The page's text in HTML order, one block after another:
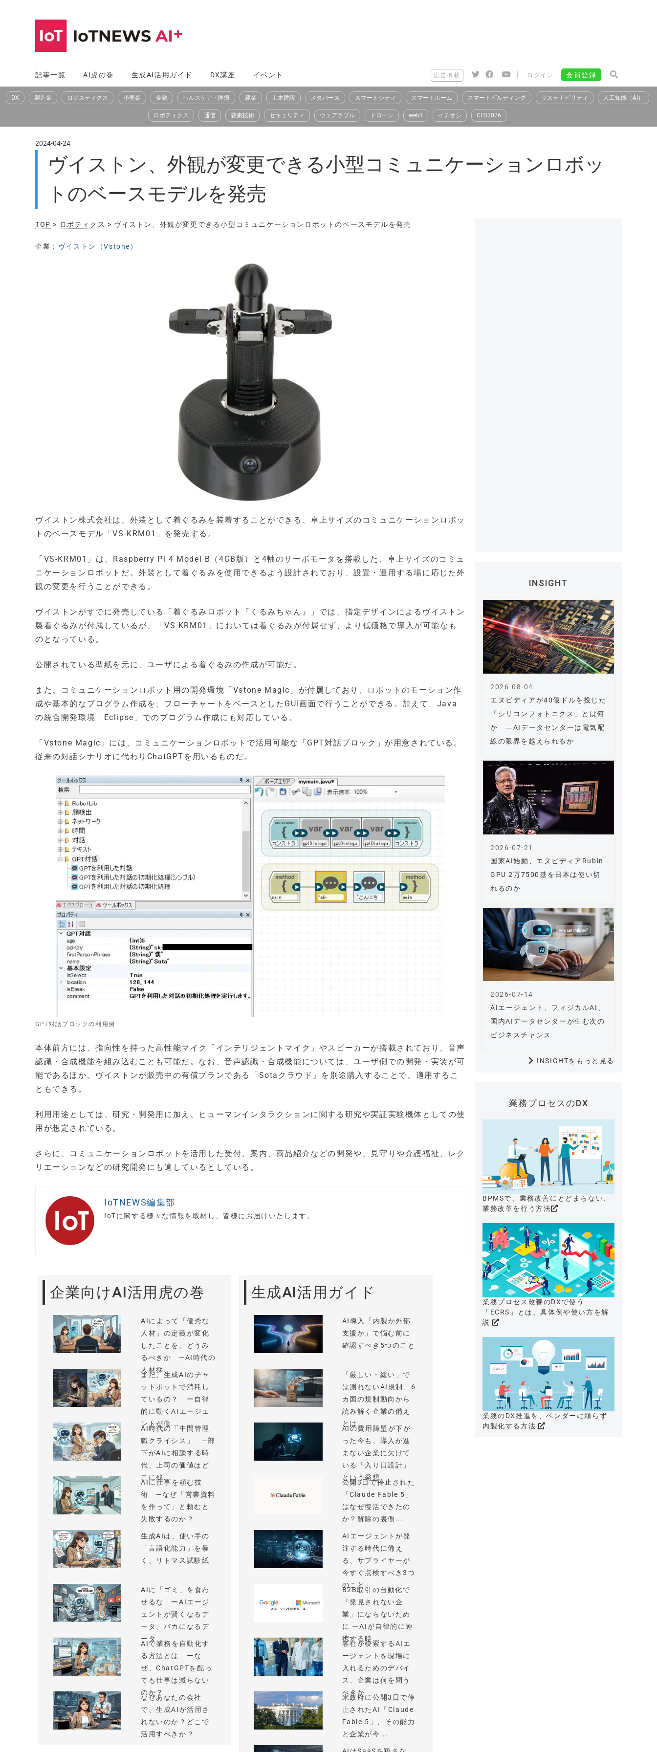
へ
ス
記事一覧 AI虎の巻 生成AI活用ガイド DX講座 イベント 広告掲載 | ログイン 会員登録
DX 製造業 ロジスティクス 小売業 金融 ヘルスケア・医療 農業 土木建設 メタバース スマートシティ スマートホーム スマートビルディング サステナビリティ 人工知能（AI）
ロボティクス 通信 要素技術 セキュリティ ウェアラブル ドローン web3 イチオシ CES2026
2024-04-24
ヴイストン、外観が変更できる小型コミュニケーションロボッ
トのベースモデルを発売
TOP > ロボティクス > ヴイストン、外観が変更できる小型コミュニケーションロボットのベースモデルを発売
企業： ヴイストン（Vstone）
ヴイストン株式会社は、外装として着ぐるみを装着することができる、卓上サイズのコミュニケーションロボッ
トのベースモデル「VS-KRM01」を発売する。
「VS-KRM01」は、Raspberry Pi 4 Model B（4GB版）と4軸のサーボモータを搭載した、卓上サイズのコミュ
ニケーションロボットだ。外装として着ぐるみを使用できるよう設計されており、設置・運用する場に応じた外
観の変更を行うことができる。
ヴイストンがすでに発売している「着ぐるみロボット『くるみちゃん』」では、指定デザインによるヴイストン
製着ぐるみが付属しているが、「VS-KRM01」においては着ぐるみが付属せず、より低価格で導入が可能なも
のとなっている。
公開されている型紙を元に、ユーザによる着ぐるみの作成が可能だ。
また、コミュニケーションロボット用の開発環境「Vstone Magic」が付属しており、ロボットのモーション作
成や基本的なプログラム作成を、フローチャートをベースとしたGUI画面で行うことができる。加えて、Java
の統合開発環境「Eclipse」でのプログラム作成にも対応している。
「Vstone Magic」には、コミュニケーションロボットで活用可能な「GPT対話ブロック」が用意されている。
従来の対話シナリオに代わりChatGPTを用いるものだ。
GPT対話ブロックの利用例
本体前方には、指向性を持った高性能マイク「インテリジェントマイク」やスピーカーが搭載されており、音声
認識・合成機能を組み込むことも可能だ。なお、音声認識・合成機能については、ユーザ側での開発・実装が可
能であるほか、ヴイストンが販売中の有償プランである「Sotaクラウド」を別途購入することで、適用するこ
ともできる。
利用用途としては、研究・開発用に加え、ヒューマンインタラクションに関する研究や実証実験機体としての使
用が想定されている。
さらに、コミュニケーションロボットを活用した受付、案内、商品紹介などの開発や、見守りや介護福祉、レク
リエーションなどの研究開発にも適しているとしている。
IoTNEWS編集部
IoTに関する様々な情報を取材し、皆様にお届けいたします。
企業向けAI活用虎の巻
AIによって「優秀な
人材」の定義が変化
したことを、どうみ
るべきか —AI時代の
人材採...
まだ、生成AIのチャ
ットボットで消耗し
ているの？ ー自律
的に動くAIエージェ
ントが働...
AI時代の「中間管理
職クライシス」 —部
下がAIに相談する時
代、上司の価値はど
こに残...
AIに仕事を頼む技
術 —なぜ「営業資料
を作って」と頼むと
失敗するのか？
生成AIは、使い手の
「言語化能力」を暴
く、リトマス試験紙
AIに「ゴミ」を食わ
せるな ーAIエージ
ェントが賢くなるデ
ータ、バカになるデ
ータ
AIで業務を自動化す
る方法とは ーな
ぜ、ChatGPTを配っ
ても仕事は減らない
のか？
なぜあなたの会社
で、生成AIが活用さ
れないのか？どこで
活用すべきか？
生成AI活用ガイド
AI導入「内製か外部
支援か」で悩む前に
確認すべき5つのこと
「厳しい・緩い」で
は測れないAI規制、6
カ国の規制動向から
読み解く企業の備え
とは
AIの費用障壁が下が
った今も、導入が進
まない企業に欠けて
いる「入り口設計」
という発想
公開3日で停止された
「Claude Fable 5」
はなぜ復活できたの
か？解除の裏側...
AIエージェントが発
注する時代に備え
る、サプライヤーが
今すぐ点検すべき3つ
のこと
B2B取引の自動化で
「発見されない企
業」にならないため
に ーAIが自律的に連
携する時...
各社が模索するAIエ
ージェントを現場に
入れるためのデバイ
ス、企業は何を問う
べきか
米政府に公開3日で停
止されたAI「Claude
Fable 5」、その能力
と企業が今...
INSIGHT
エヌビディアが40億ドルを投じた
「シリコンフォトニクス」とは何
か ―AIデータセンターは電気配
線の限界を越えられるか
2026-08-04
国家AI始動、エヌビディアRubin
GPU 2万7500基を日本は使い切
れるのか
2026-07-21
AIエージェント、フィジカルAI、
国内AIデータセンターが生む次の
ビジネスチャンス
2026-07-14
INSIGHTをもっと見る
業務プロセスのDX
BPMSで、業務改善にとどまらない、
業務改革を行う方法
業務プロセス改善のDXで使う
「ECRS」とは、具体例や使い方を解
説
業務のDX推進を、ベンダーに頼らず
内製化する方法